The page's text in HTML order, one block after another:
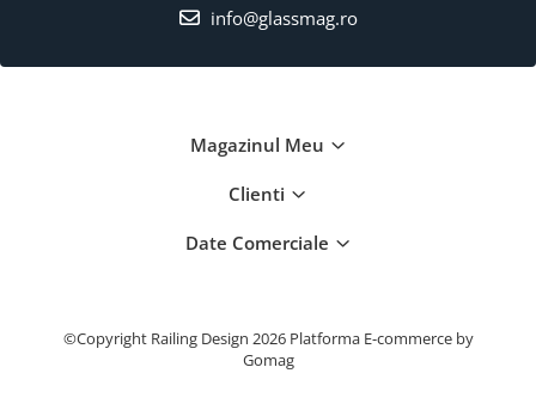
info@glassmag.ro
Magazinul Meu
Clienti
Date Comerciale
©Copyright Railing Design 2026 Platforma E-commerce by
Gomag